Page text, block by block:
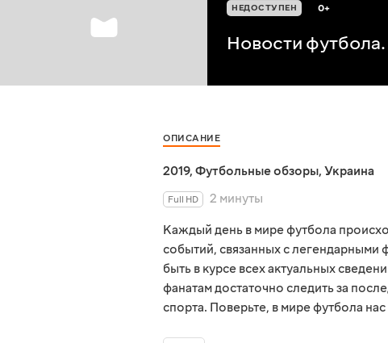
НЕДОСТУПЕН 0+
Новости футбола.
ОПИСАНИЕ
2019, Футбольные обзоры, Украина
Full HD
2 минуты
Каждый день в мире футбола
событий, связанных с легендарными
быть в курсе всех актуальных
фанатам достаточно следить за
спорта. Поверьте, в мире футбола